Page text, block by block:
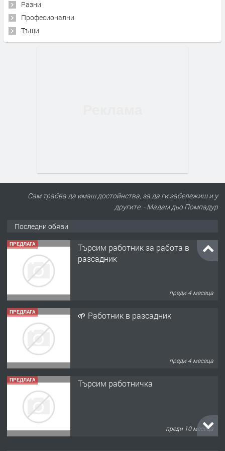
Разни
Професионални
Тъщи
Сам трабва да имаш достойнства, за да ги забележиш и у
другите. - Мадам дьо Помпадур
Последни обяви
ПРЕДЛАГА
Търсим работник за работа в
разсадник
преди 4 месеца
ПРЕДЛАГА 🌱 Работник в разсадник
преди 4 месеца
ПРЕДЛАГА Търсим работничка
преди 10 месеца